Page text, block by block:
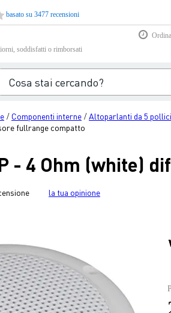
basato su 3477 recensioni
soddisfatti o rimborsati
/ Componenti interne /Altoparlanti da 5
fullrange compatto
- 4 Ohm (white)
la tua opinione